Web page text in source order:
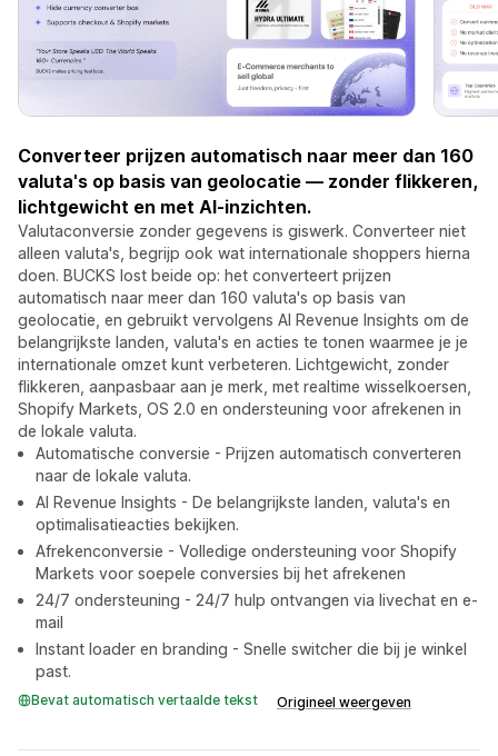
Converteer prijzen automatisch naar meer dan 160
valuta's op basis van geolocatie — zonder flikkeren,
lichtgewicht en met AI-inzichten.
Valutaconversie zonder gegevens is giswerk. Converteer niet
alleen valuta's, begrijp ook wat internationale shoppers hierna
doen. BUCKS lost beide op: het converteert prijzen
automatisch naar meer dan 160 valuta's op basis van
geolocatie, en gebruikt vervolgens AI Revenue Insights om de
belangrijkste landen, valuta's en acties te tonen waarmee je je
internationale omzet kunt verbeteren. Lichtgewicht, zonder
flikkeren, aanpasbaar aan je merk, met realtime wisselkoersen,
Shopify Markets, OS 2.0 en ondersteuning voor afrekenen in
de lokale valuta.
Automatische conversie - Prijzen automatisch converteren
naar de lokale valuta.
AI Revenue Insights - De belangrijkste landen, valuta's en
optimalisatieacties bekijken.
Afrekenconversie - Volledige ondersteuning voor Shopify
Markets voor soepele conversies bij het afrekenen
24/7 ondersteuning - 24/7 hulp ontvangen via livechat en e-
mail
Instant loader en branding - Snelle switcher die bij je winkel
past.
Bevat automatisch vertaalde tekst Origineel weergeven